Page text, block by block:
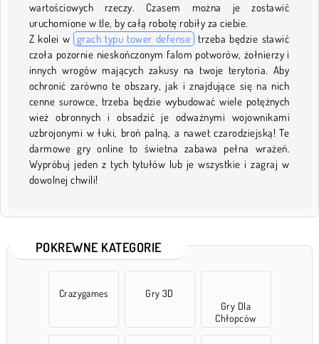
wartościowych rzeczy. Czasem można je zostawić
uruchomione w tle, by całą robotę robiły za ciebie.
Z kolei w grach typu tower defense trzeba będzie stawić
czoła pozornie nieskończonym falom potworów, żołnierzy i
innych wrogów mających zakusy na twoje terytoria. Aby
ochronić zarówno te obszary, jak i znajdujące się na nich
cenne surowce, trzeba będzie wybudować wiele potężnych
wież obronnych i obsadzić je odważnymi wojownikami
uzbrojonymi w łuki, broń palną, a nawet czarodziejską! Te
darmowe gry online to świetna zabawa pełna wrażeń.
Wypróbuj jeden z tych tytułów lub je wszystkie i zagraj w
dowolnej chwili!
POKREWNE KATEGORIE
Crazygames
Gry 3D
Gry Dla
Chłopców